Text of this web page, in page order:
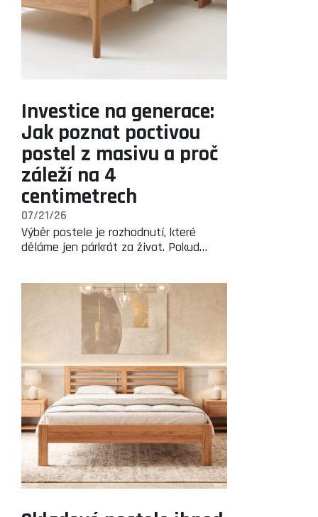
Investice na generace:
Jak poznat poctivou
postel z masivu a proč
záleží na 4
centimetrech
07/21/26
Výběr postele je rozhodnutí, které
děláme jen párkrát za život. Pokud…